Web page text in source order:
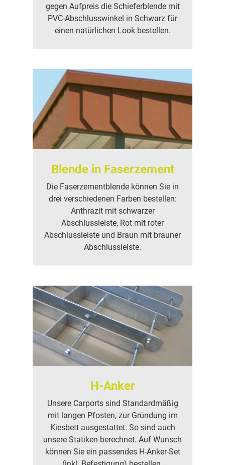
gegen Aufpreis die Schieferblende mit
PVC-Abschlusswinkel in Schwarz für
einen natürlichen Look bestellen.
Blende in Faserzement
Die Faserzementblende können Sie in
drei verschiedenen Farben bestellen:
Anthrazit mit schwarzer
Abschlussleiste, Rot mit roter
Abschlussleiste und Braun mit brauner
Abschlussleiste.
H-Anker
Unsere Carports sind Standardmäßig
mit langen Pfosten, zur Gründung im
Kiesbett ausgestattet. So sind auch
unsere Statiken berechnet. Auf Wunsch
können Sie ein passendes H-Anker-Set